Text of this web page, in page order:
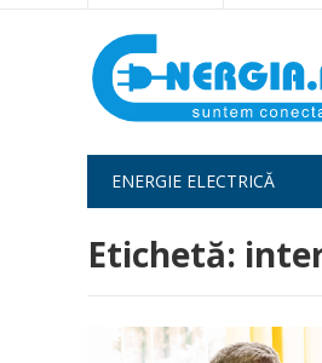
ENERGIE ELECTRICĂ
Etichetă: